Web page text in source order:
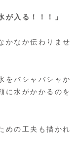
が入る！！！」
かなか伝わりませ
をバシャバシャか
に水がかかるのを
めの工夫も描かれ